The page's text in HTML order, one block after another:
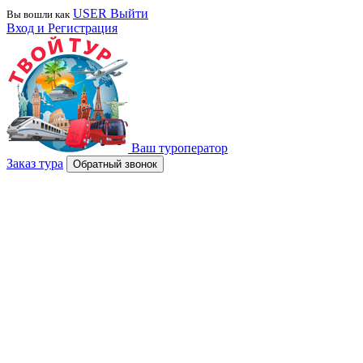
Вы вошли как USER Выйти
Вход и Регистрация
Ваш туроператор
Заказ тура
Обратный звонок